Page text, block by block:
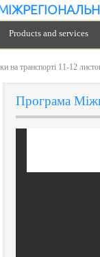
Products and services
на транспорті 11-12
Програма